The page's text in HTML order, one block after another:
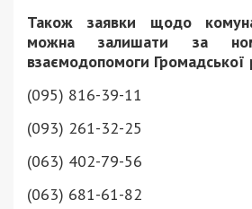
Також заявки щодо
можна залишати за
взаємодопомоги Громадської
(095) 816-39-11
(093) 261-32-25
(063) 402-79-56
(063) 681-61-82